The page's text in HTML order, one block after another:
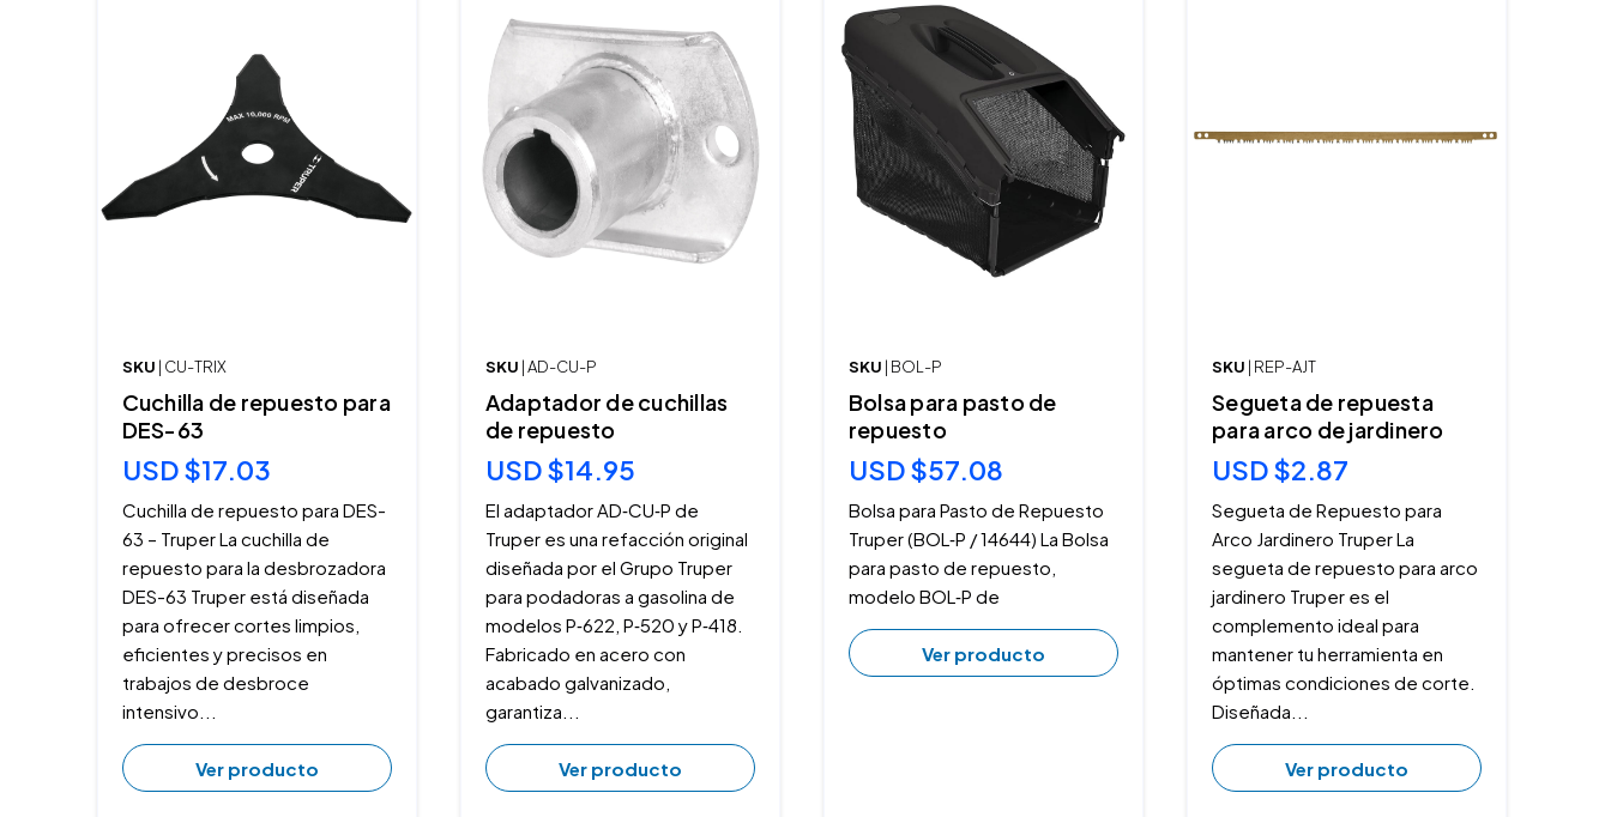
SKU | CU-TRIX
Cuchilla de repuesto para
DES-63
USD $17.03
Cuchilla de repuesto para DES-
63 – Truper La cuchilla de
repuesto para la desbrozadora
DES-63 Truper está diseñada
para ofrecer cortes limpios,
eficientes y precisos en
trabajos de desbroce
intensivo...
Ver producto
SKU | AD-CU-P
Adaptador de cuchillas
de repuesto
USD $14.95
El adaptador AD‑CU‑P de
Truper es una refacción original
diseñada por el Grupo Truper
para podadoras a gasolina de
modelos P‑622, P‑520 y P‑418.
Fabricado en acero con
acabado galvanizado,
garantiza...
Ver producto
SKU | BOL-P
Bolsa para pasto de
repuesto
USD $57.08
Bolsa para Pasto de Repuesto
Truper (BOL‑P / 14644) La Bolsa
para pasto de repuesto,
modelo BOL‑P de
Ver producto
SKU | REP-AJT
Segueta de repuesta
para arco de jardinero
USD $2.87
Segueta de Repuesto para
Arco Jardinero Truper La
segueta de repuesto para arco
jardinero Truper es el
complemento ideal para
mantener tu herramienta en
óptimas condiciones de corte.
Diseñada...
Ver producto